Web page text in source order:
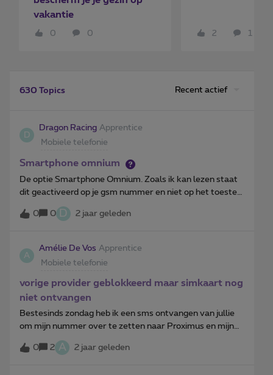
vakantie
0 0 2 1
630 Topics Recent actief
D
Dragon Racing Apprentice
Mobiele telefonie
Smartphone omnium
De optie Smartphone Omnium. Zoals ik kan lezen staat
dit geactiveerd op je gsm nummer en niet op het toestel.
Dus als je een ander toestel koopt, dan gaan de omnium
mee over op dat nieuwe toestel. Zo ver ben ik wel
terug in hun voorwaarden, enz... Is dit ook van
toepassingen op smartphones die je ergens anders
bijvoorbeeld krefel, lokale smartphone shop,
mediamarkt, Carrefour, enz... (Belgische shops dus)Of
0 0 D 2 jaar geleden
A
Amélie De Vos Apprentice
Mobiele telefonie
vorige provider geblokkeerd maar simkaart nog
niet ontvangen
Bestesinds zondag heb ik een sms ontvangen van jullie
om mijn nummer over te zetten naar Proximus en mijn
vorige provider stop te zetten, nu heb ik mijn simkaart
nog niet ontvangen en ben ik al een dag onbereikbaar. Dit
0 2 A 2 jaar geleden